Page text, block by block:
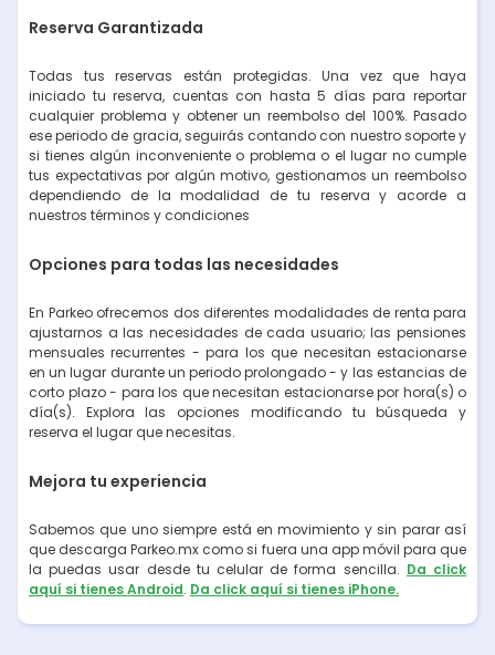
Reserva Garantizada
Todas tus reservas están protegidas. Una vez que haya
iniciado tu reserva, cuentas con hasta 5 días para reportar
cualquier problema y obtener un reembolso del 100%. Pasado
ese periodo de gracia, seguirás contando con nuestro soporte y
si tienes algún inconveniente o problema o el lugar no cumple
tus expectativas por algún motivo, gestionamos un reembolso
dependiendo de la modalidad de tu reserva y acorde a
nuestros términos y condiciones
Opciones para todas las necesidades
En Parkeo ofrecemos dos diferentes modalidades de renta para
ajustarnos a las necesidades de cada usuario; las pensiones
mensuales recurrentes - para los que necesitan estacionarse
en un lugar durante un periodo prolongado - y las estancias de
corto plazo - para los que necesitan estacionarse por hora(s) o
día(s). Explora las opciones modificando tu búsqueda y
reserva el lugar que necesitas.
Mejora tu experiencia
Sabemos que uno siempre está en movimiento y sin parar así
que descarga Parkeo.mx como si fuera una app móvil para que
la puedas usar desde tu celular de forma sencilla. Da click
aquí si tienes Android. Da click aquí si tienes iPhone.